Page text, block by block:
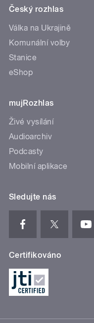
Český rozhlas
Válka na Ukrajině
Komunální volby
Stanice
eShop
mujRozhlas
Živé vysílání
Audioarchiv
Podcasty
Mobilní aplikace
Sledujte nás
Certifikováno